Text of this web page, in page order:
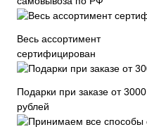
Весь ассортимент
сертифицирован
Подарки при заказе от 3000
рублей